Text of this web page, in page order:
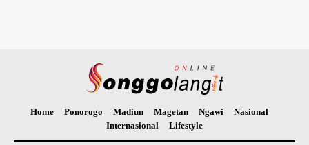
Home Ponorogo Madiun Magetan Ngawi
Nasional
Internasional
Lifestyle